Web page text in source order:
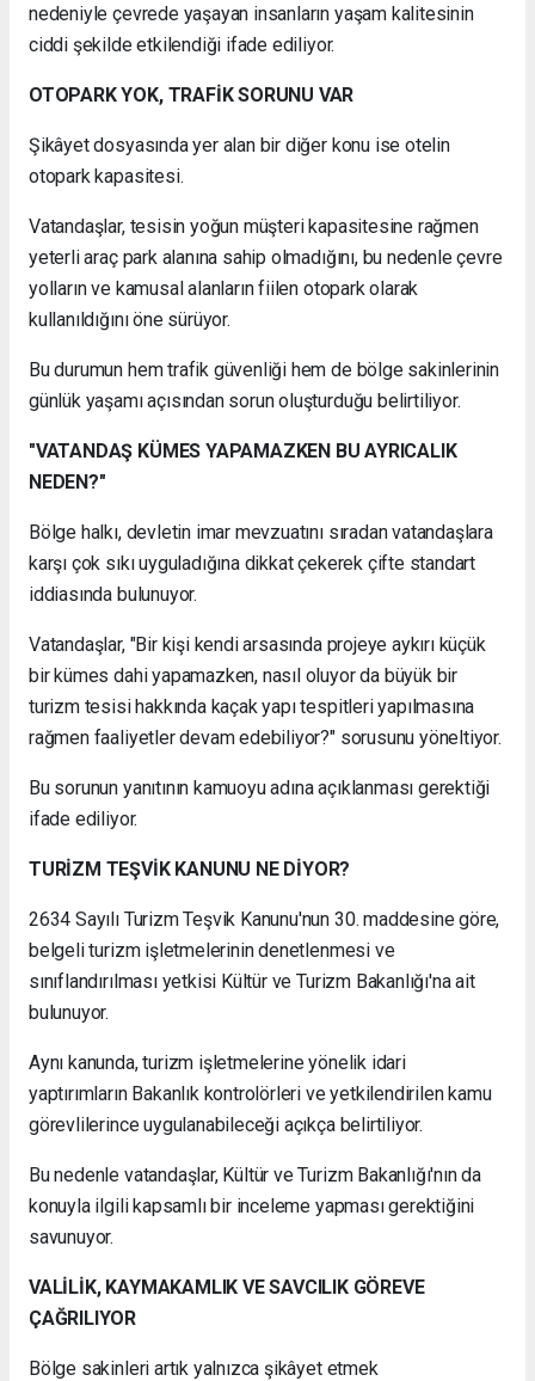
nedeniyle çevrede yaşayan insanların yaşam kalitesinin
ciddi şekilde etkilendiği ifade ediliyor.
OTOPARK YOK, TRAFİK SORUNU VAR
Şikâyet dosyasında yer alan bir diğer konu ise otelin
otopark kapasitesi.
Vatandaşlar, tesisin yoğun müşteri kapasitesine rağmen
yeterli araç park alanına sahip olmadığını, bu nedenle çevre
yolların ve kamusal alanların fiilen otopark olarak
kullanıldığını öne sürüyor.
Bu durumun hem trafik güvenliği hem de bölge sakinlerinin
günlük yaşamı açısından sorun oluşturduğu belirtiliyor.
"VATANDAŞ KÜMES YAPAMAZKEN BU AYRICALIK
NEDEN?"
Bölge halkı, devletin imar mevzuatını sıradan vatandaşlara
karşı çok sıkı uyguladığına dikkat çekerek çifte standart
iddiasında bulunuyor.
Vatandaşlar, "Bir kişi kendi arsasında projeye aykırı küçük
bir kümes dahi yapamazken, nasıl oluyor da büyük bir
turizm tesisi hakkında kaçak yapı tespitleri yapılmasına
rağmen faaliyetler devam edebiliyor?" sorusunu yöneltiyor.
Bu sorunun yanıtının kamuoyu adına açıklanması gerektiği
ifade ediliyor.
TURİZM TEŞVİK KANUNU NE DİYOR?
2634 Sayılı Turizm Teşvik Kanunu'nun 30. maddesine göre,
belgeli turizm işletmelerinin denetlenmesi ve
sınıflandırılması yetkisi Kültür ve Turizm Bakanlığı'na ait
bulunuyor.
Aynı kanunda, turizm işletmelerine yönelik idari
yaptırımların Bakanlık kontrolörleri ve yetkilendirilen kamu
görevlilerince uygulanabileceği açıkça belirtiliyor.
Bu nedenle vatandaşlar, Kültür ve Turizm Bakanlığı'nın da
konuyla ilgili kapsamlı bir inceleme yapması gerektiğini
savunuyor.
VALİLİK, KAYMAKAMLIK VE SAVCILIK GÖREVE
ÇAĞRILIYOR
Bölge sakinleri artık yalnızca şikâyet etmek